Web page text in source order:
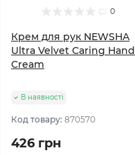
0
Крем для рук NEWSHA
Ultra Velvet Caring Hand
Cream
В наявності
Код товару: 870570
426 грн